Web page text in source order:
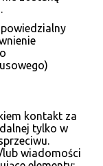
kontakt za
tylko w
wiadomości